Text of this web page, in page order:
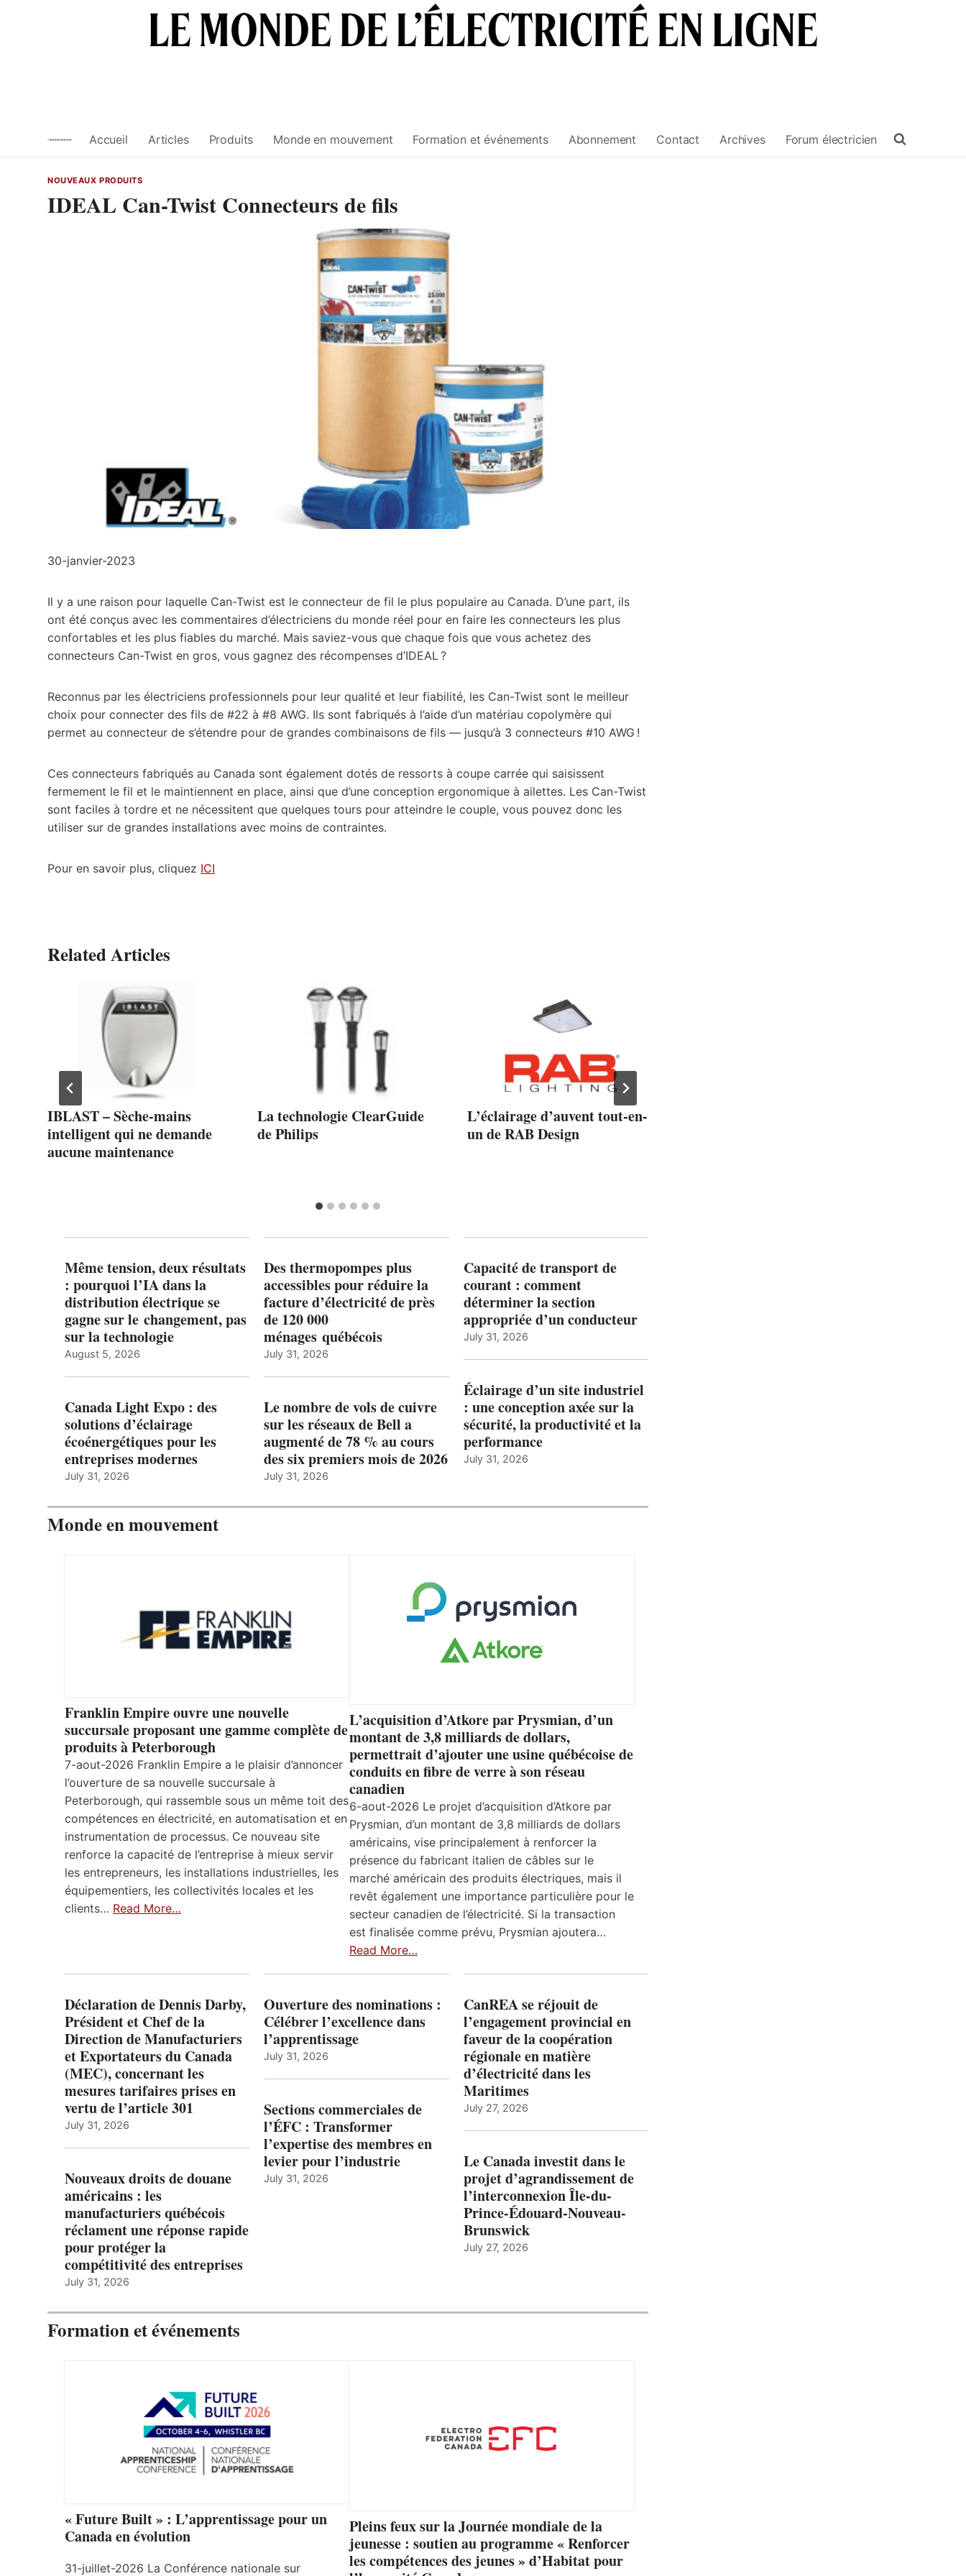
Accueil Articles Produits Monde en mouvement Formation et événements Abonnement Contact Archives Forum électricien
NOUVEAUX PRODUITS
IDEAL Can-Twist Connecteurs de fils
30-janvier-2023
Il y a une raison pour laquelle Can-Twist est le connecteur de fil le plus populaire au Canada. D’une part, ils
ont été conçus avec les commentaires d’électriciens du monde réel pour en faire les connecteurs les plus
confortables et les plus fiables du marché. Mais saviez-vous que chaque fois que vous achetez des
connecteurs Can-Twist en gros, vous gagnez des récompenses d’IDEAL ?
Reconnus par les électriciens professionnels pour leur qualité et leur fiabilité, les Can-Twist sont le meilleur
choix pour connecter des fils de #22 à #8 AWG. Ils sont fabriqués à l’aide d’un matériau copolymère qui
permet au connecteur de s’étendre pour de grandes combinaisons de fils — jusqu’à 3 connecteurs #10 AWG !
Ces connecteurs fabriqués au Canada sont également dotés de ressorts à coupe carrée qui saisissent
fermement le fil et le maintiennent en place, ainsi que d’une conception ergonomique à ailettes. Les Can-Twist
sont faciles à tordre et ne nécessitent que quelques tours pour atteindre le couple, vous pouvez donc les
utiliser sur de grandes installations avec moins de contraintes.
Pour en savoir plus, cliquez ICI
Related Articles
IBLAST – Sèche-mains
intelligent qui ne demande
aucune maintenance
La technologie ClearGuide
de Philips
L’éclairage d’auvent tout-en-
un de RAB Design
Même tension, deux résultats
: pourquoi l’IA dans la
distribution électrique se
gagne sur le changement, pas
sur la technologie
August 5, 2026
Canada Light Expo : des
solutions d’éclairage
écoénergétiques pour les
entreprises modernes
July 31, 2026
Des thermopompes plus
accessibles pour réduire la
facture d’électricité de près
de 120 000
ménages québécois
July 31, 2026
Le nombre de vols de cuivre
sur les réseaux de Bell a
augmenté de 78 % au cours
des six premiers mois de 2026
July 31, 2026
Capacité de transport de
courant : comment
déterminer la section
appropriée d’un conducteur
July 31, 2026
Éclairage d’un site industriel
: une conception axée sur la
sécurité, la productivité et la
performance
July 31, 2026
Monde en mouvement
Franklin Empire ouvre une nouvelle
succursale proposant une gamme complète de
produits à Peterborough
7-aout-2026 Franklin Empire a le plaisir d’annoncer
l’ouverture de sa nouvelle succursale à
Peterborough, qui rassemble sous un même toit des
compétences en électricité, en automatisation et en
instrumentation de processus. Ce nouveau site
renforce la capacité de l’entreprise à mieux servir
les entrepreneurs, les installations industrielles, les
équipementiers, les collectivités locales et les
clients… Read More…
L’acquisition d’Atkore par Prysmian, d’un
montant de 3,8 milliards de dollars,
permettrait d’ajouter une usine québécoise de
conduits en fibre de verre à son réseau
canadien
6-aout-2026 Le projet d’acquisition d’Atkore par
Prysmian, d’un montant de 3,8 milliards de dollars
américains, vise principalement à renforcer la
présence du fabricant italien de câbles sur le
marché américain des produits électriques, mais il
revêt également une importance particulière pour le
secteur canadien de l’électricité. Si la transaction
est finalisée comme prévu, Prysmian ajoutera…
Read More…
Déclaration de Dennis Darby,
Président et Chef de la
Direction de Manufacturiers
et Exportateurs du Canada
(MEC), concernant les
mesures tarifaires prises en
vertu de l’article 301
July 31, 2026
Nouveaux droits de douane
américains : les
manufacturiers québécois
réclament une réponse rapide
pour protéger la
compétitivité des entreprises
July 31, 2026
Ouverture des nominations :
Célébrer l’excellence dans
l’apprentissage
July 31, 2026
Sections commerciales de
l’ÉFC : Transformer
l’expertise des membres en
levier pour l’industrie
July 31, 2026
CanREA se réjouit de
l’engagement provincial en
faveur de la coopération
régionale en matière
d’électricité dans les
Maritimes
July 27, 2026
Le Canada investit dans le
projet d’agrandissement de
l’interconnexion Île-du-
Prince-Édouard-Nouveau-
Brunswick
July 27, 2026
Formation et événements
« Future Built » : L’apprentissage pour un
Canada en évolution
31-juillet-2026 La Conférence nationale sur
Pleins feux sur la Journée mondiale de la
jeunesse : soutien au programme « Renforcer
les compétences des jeunes » d’Habitat pour